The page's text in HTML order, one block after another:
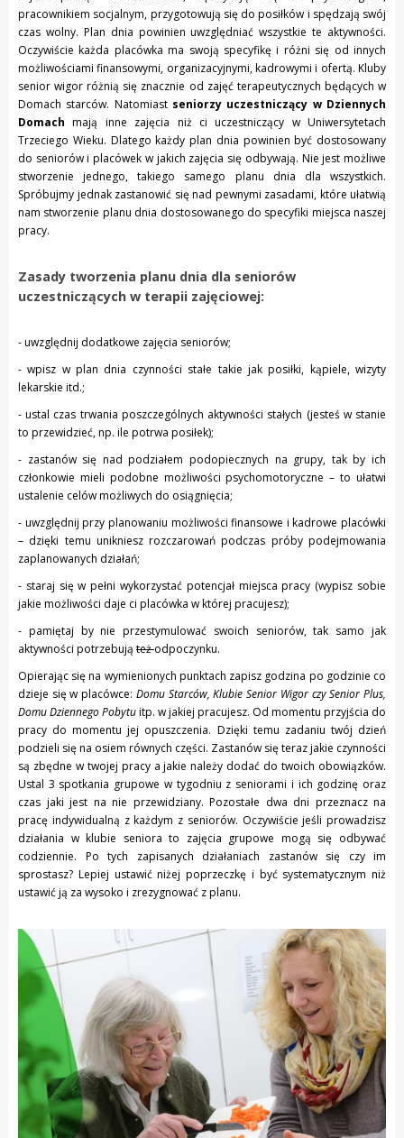
pracownikiem socjalnym, przygotowują się do posiłków i spędzają swój
czas wolny. Plan dnia powinien uwzględniać wszystkie te aktywności.
Oczywiście każda placówka ma swoją specyfikę i różni się od innych
możliwościami finansowymi, organizacyjnymi, kadrowymi i ofertą. Kluby
senior wigor różnią się znacznie od zajęć terapeutycznych będących w
Domach starców. Natomiast seniorzy uczestniczący w Dziennych
Domach mają inne zajęcia niż ci uczestniczący w Uniwersytetach
Trzeciego Wieku. Dlatego każdy plan dnia powinien być dostosowany
do seniorów i placówek w jakich zajęcia się odbywają. Nie jest możliwe
stworzenie jednego, takiego samego planu dnia dla wszystkich.
Spróbujmy jednak zastanowić się nad pewnymi zasadami, które ułatwią
nam stworzenie planu dnia dostosowanego do specyfiki miejsca naszej
pracy.
Zasady tworzenia planu dnia dla seniorów
uczestniczących w terapii zajęciowej:
- uwzględnij dodatkowe zajęcia seniorów;
- wpisz w plan dnia czynności stałe takie jak posiłki, kąpiele, wizyty
lekarskie itd.;
- ustal czas trwania poszczególnych aktywności stałych (jesteś w stanie
to przewidzieć, np. ile potrwa posiłek);
- zastanów się nad podziałem podopiecznych na grupy, tak by ich
członkowie mieli podobne możliwości psychomotoryczne – to ułatwi
ustalenie celów możliwych do osiągnięcia;
- uwzględnij przy planowaniu możliwości finansowe i kadrowe placówki
– dzięki temu unikniesz rozczarowań podczas próby podejmowania
zaplanowanych działań;
- staraj się w pełni wykorzystać potencjał miejsca pracy (wypisz sobie
jakie możliwości daje ci placówka w której pracujesz);
- pamiętaj by nie przestymulować swoich seniorów, tak samo jak
aktywności potrzebują teżodpoczynku.
Opierając się na wymienionych punktach zapisz godzina po godzinie co
dzieje się w placówce: Domu Starców, Klubie Senior Wigor czy Senior Plus,
Domu Dziennego Pobytuitp. w jakiej pracujesz. Od momentu przyjścia do
pracy do momentu jej opuszczenia. Dzięki temu zadaniu twój dzień
podzieli się na osiem równych części. Zastanów się teraz jakie czynności
są zbędne w twojej pracy a jakie należy dodać do twoich obowiązków.
Ustal 3 spotkania grupowe w tygodniu z seniorami i ich godzinę oraz
czas jaki jest na nie przewidziany. Pozostałe dwa dni przeznacz na
pracę indywidualną z każdym z seniorów. Oczywiście jeśli prowadzisz
działania w klubie seniora to zajęcia grupowe mogą się odbywać
codziennie. Po tych zapisanych działaniach zastanów się czy im
sprostasz? Lepiej ustawić niżej poprzeczkę i być systematycznym niż
ustawić ją za wysoko i zrezygnować z planu.